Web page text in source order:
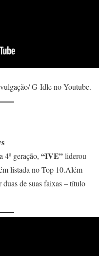
G-Idle no Youtube.
4º geração, “IVE”liderou
listada no Top 10.Além
de suas faixas – título